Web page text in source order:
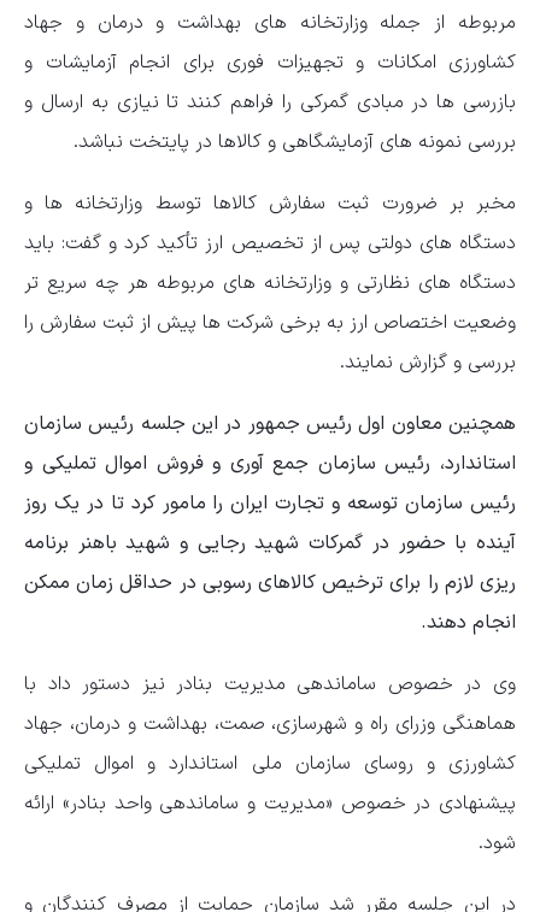
مربوطه از جمله وزارتخانه های بهداشت و درمان و جهاد
کشاورزی امکانات و تجهیزات فوری برای انجام آزمایشات و
بازرسی ها در مبادی گمرکی را فراهم کنند تا نیازی به ارسال و
بررسی نمونه های آزمایشگاهی و کالاها در پایتخت نباشد.
مخبر بر ضرورت ثبت سفارش کالاها توسط وزارتخانه ها و
دستگاه های دولتی پس از تخصیص ارز تأکید کرد و گفت: باید
دستگاه های نظارتی و وزارتخانه های مربوطه هر چه سریع تر
وضعیت اختصاص ارز به برخی شرکت ها پیش از ثبت سفارش را
بررسی و گزارش نمایند.
همچنین معاون اول رئیس جمهور در این جلسه رئیس سازمان
استاندارد، رئیس سازمان جمع آوری و فروش اموال تملیکی و
رئیس سازمان توسعه و تجارت ایران را مامور کرد تا در یک روز
آینده با حضور در گمرکات شهید رجایی و شهید باهنر برنامه
ریزی لازم را برای ترخیص کالاهای رسوبی در حداقل زمان ممکن
انجام دهند.
وی در خصوص ساماندهی مدیریت بنادر نیز دستور داد با
هماهنگی وزرای راه و شهرسازی، صمت، بهداشت و درمان، جهاد
کشاورزی و روسای سازمان ملی استاندارد و اموال تملیکی
پیشنهادی در خصوص «مدیریت و ساماندهی واحد بنادر» ارائه
شود.
در این جلسه مقرر شد سازمان حمایت از مصرف کنندگان و